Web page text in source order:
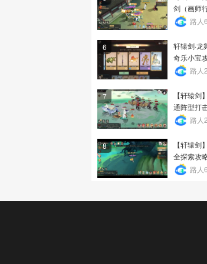
剑（画师
路人
6
轩辕剑·
奇乐小宝
路人
7
【轩辕剑
通阵型打
路人
8
【轩辕剑
全探索攻
路人